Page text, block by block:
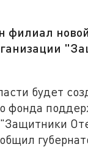
филиал новой
будет
фонда